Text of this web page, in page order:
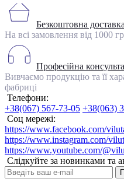
Безкоштовна доставка
На всі замовлення від 1000
Професійна
Вивчаємо продукцію та її
фабриці
Телефони:
+38(067) 567-73-05 +38(063)
Соц мережі:
https://www.facebook.com/
https://www.instagram.com/
https://www.youtube.com/
Слідкуйте за новинками та